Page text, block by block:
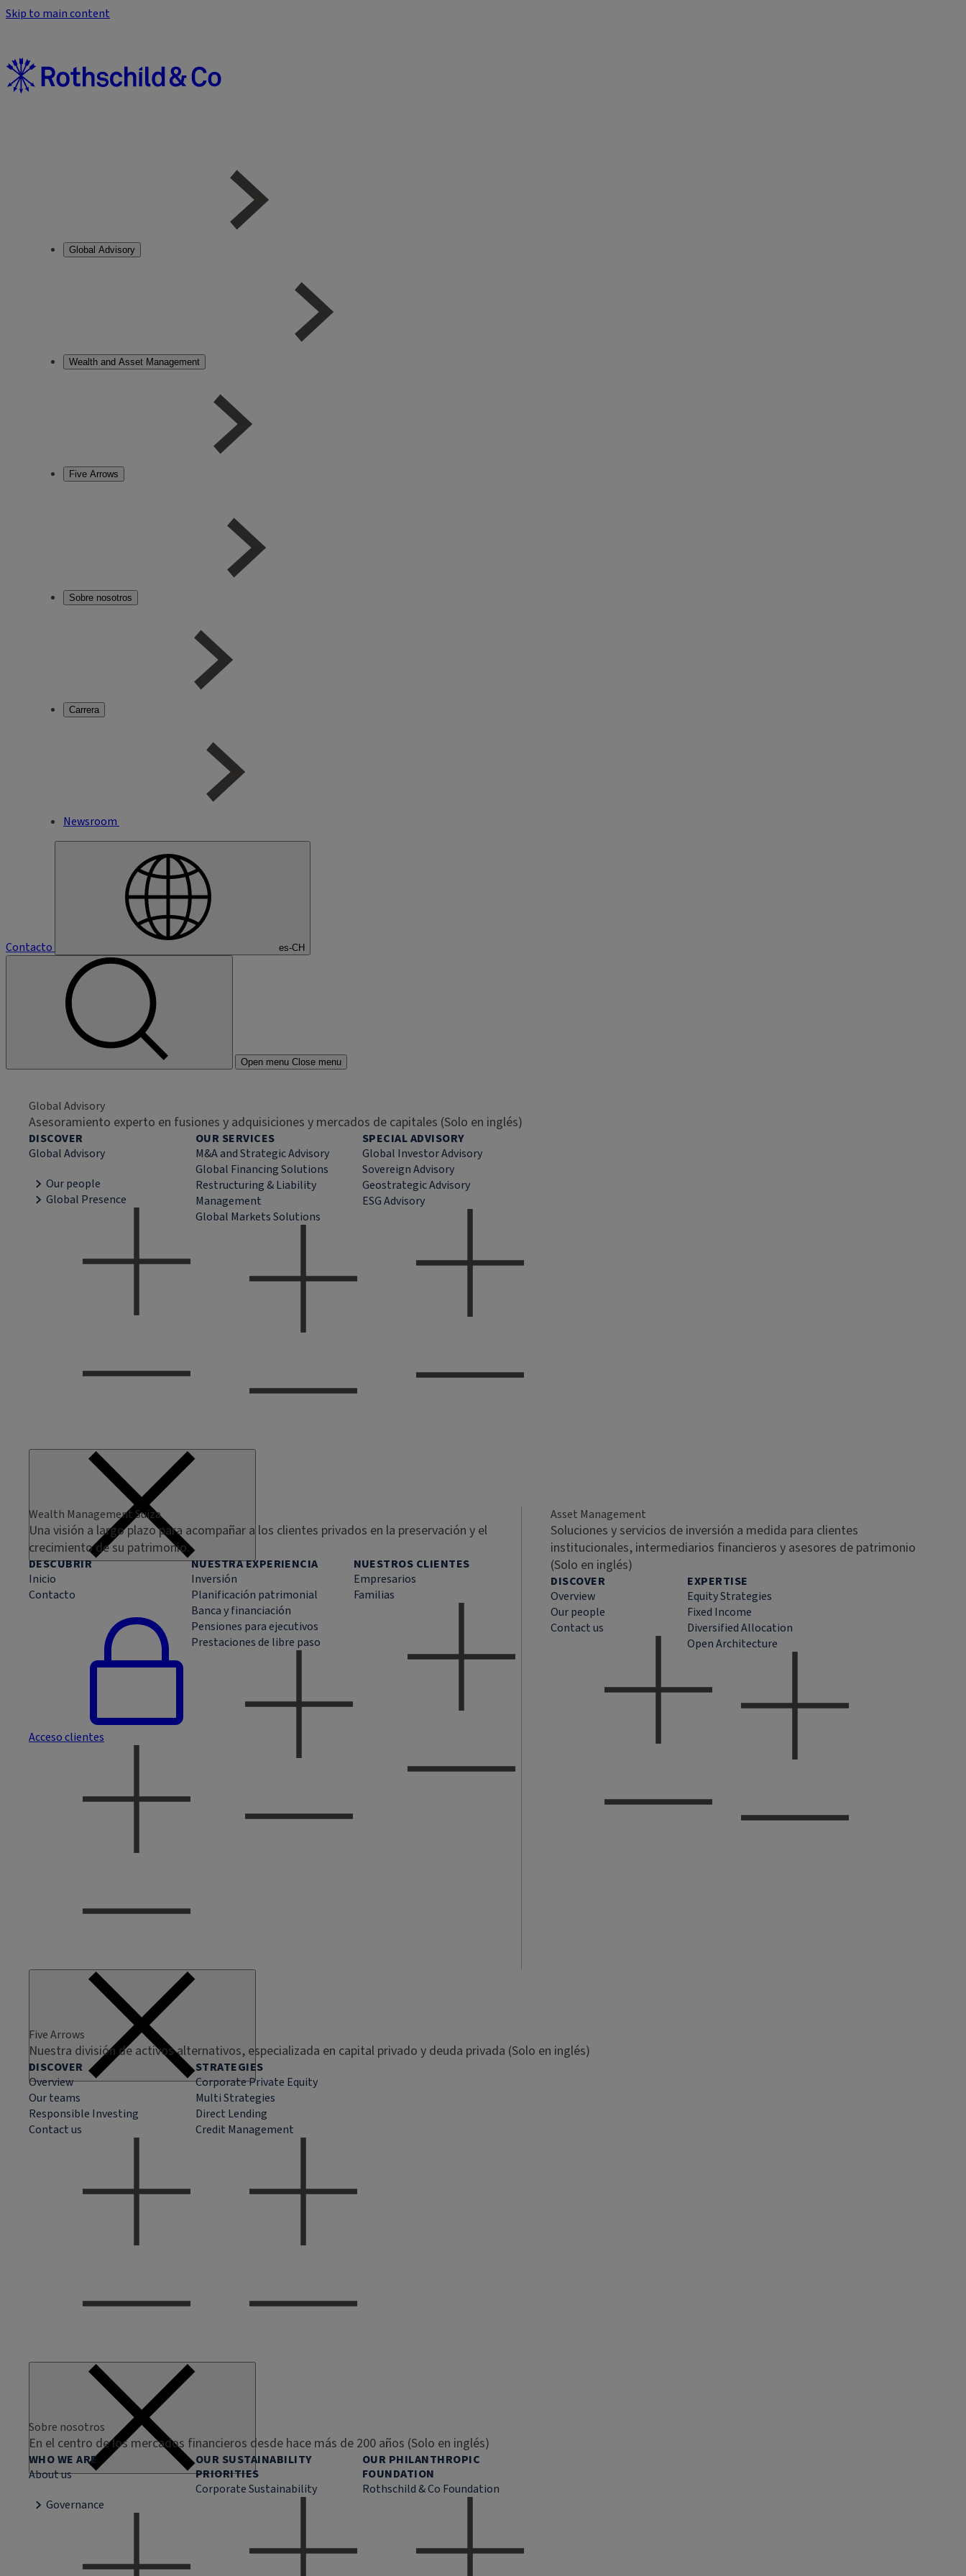
Skip to main content
Global Advisory
Wealth and Asset Management
Five Arrows
Sobre nosotros
Carrera
Newsroom
Contacto es-CH
Open menu Close menu
Global Advisory
Asesoramiento experto en fusiones y adquisiciones y mercados de capitales (Solo en inglés)
DISCOVER
Global Advisory
Our people
Global Presence
OUR SERVICES
M&A and Strategic Advisory
Global Financing Solutions
Restructuring & Liability
Management
Global Markets Solutions
SPECIAL ADVISORY
Global Investor Advisory
Sovereign Advisory
Geostrategic Advisory
ESG Advisory
Wealth Management Suiza
Una visión a largo plazo para acompañar a los clientes privados en la preservación y el
crecimiento de su patrimonio.
DESCUBRIR
Inicio
Contacto
Acceso clientes
NUESTRA EXPERIENCIA
Inversión
Planificación patrimonial
Banca y financiación
Pensiones para ejecutivos
Prestaciones de libre paso
NUESTROS CLIENTES
Empresarios
Familias
Asset Management
Soluciones y servicios de inversión a medida para clientes
institucionales, intermediarios financieros y asesores de patrimonio
(Solo en inglés)
DISCOVER
Overview
Our people
Contact us
EXPERTISE
Equity Strategies
Fixed Income
Diversified Allocation
Open Architecture
Five Arrows
Nuestra división de activos alternativos, especializada en capital privado y deuda privada (Solo en inglés)
DISCOVER
Overview
Our teams
Responsible Investing
Contact us
STRATEGIES
Corporate Private Equity
Multi Strategies
Direct Lending
Credit Management
Sobre nosotros
En el centro de los mercados financieros desde hace más de 200 años (Solo en inglés)
WHO WE ARE
About us
Governance
OUR SUSTAINABILITY
PRIORITIES
Corporate Sustainability
OUR PHILANTHROPIC
FOUNDATION
Rothschild & Co Foundation